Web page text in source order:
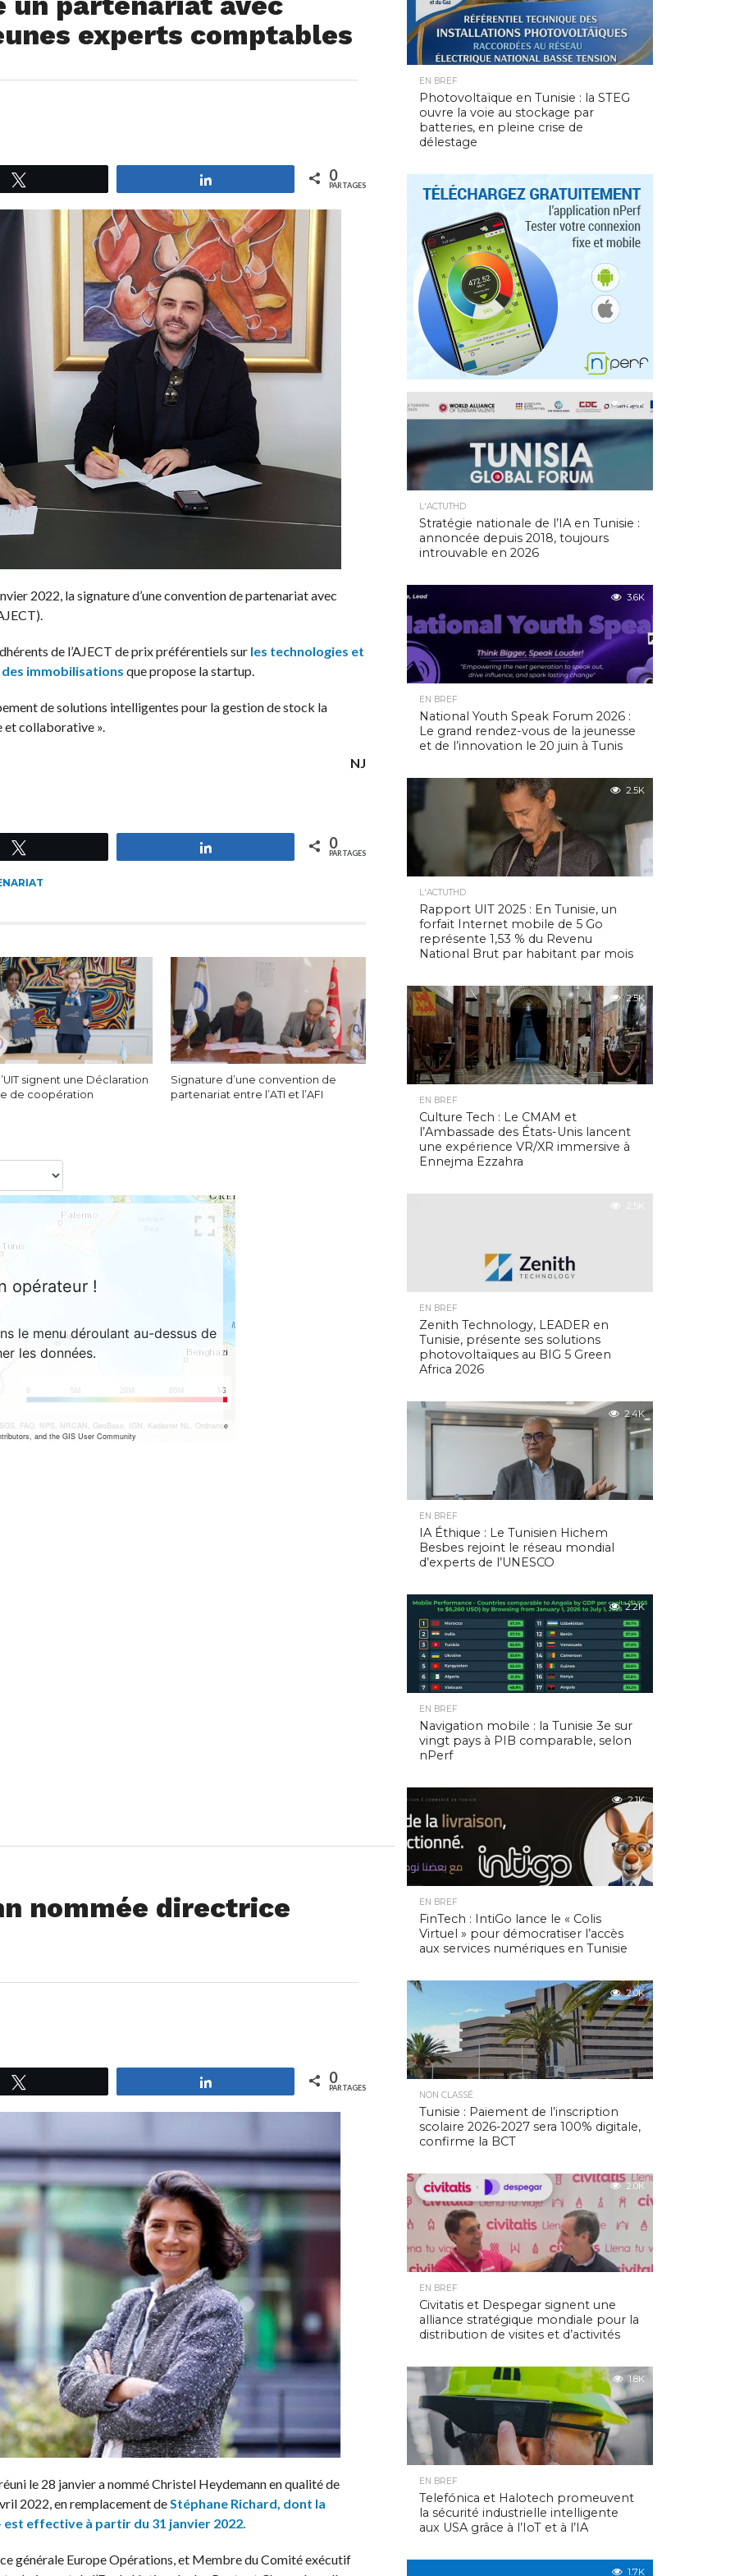
experts comptables
0
PARTAGES
2022, la signature d’une convention de partenariat avec
de l’AJECT de prix préférentiels sur les technologies et
immobilisations que propose la startup.
de solutions intelligentes pour la gestion de stock la
et collaborative ».
NJ
0
PARTAGES
l’UIT signent une Déclaration
de coopération
Signature d’une convention de
partenariat entre l’ATI et l’AFI
nommée directrice
0
PARTAGES
le 28 janvier a nommé Christel Heydemann en qualité de
2022, en remplacement deStéphane Richard, dont la
est effective à partir du 31 janvier 2022.
générale Europe Opérations, et Membre du Comité exécutif
EN BREF
Photovoltaïque en Tunisie : la STEG
ouvre la voie au stockage par
batteries, en pleine crise de
délestage
4.9K
L'ACTUTHD
Stratégie nationale de l’IA en Tunisie :
annoncée depuis 2018, toujours
introuvable en 2026
3.6K
EN BREF
National Youth Speak Forum 2026 :
Le grand rendez-vous de la jeunesse
et de l’innovation le 20 juin à Tunis
2.5K
L'ACTUTHD
Rapport UIT 2025 : En Tunisie, un
forfait Internet mobile de 5 Go
représente 1,53 % du Revenu
National Brut par habitant par mois
2.5K
EN BREF
Culture Tech : Le CMAM et
l’Ambassade des États-Unis lancent
une expérience VR/XR immersive à
Ennejma Ezzahra
2.5K
EN BREF
Zenith Technology, LEADER en
Tunisie, présente ses solutions
photovoltaïques au BIG 5 Green
Africa 2026
2.4K
EN BREF
IA Éthique : Le Tunisien Hichem
Besbes rejoint le réseau mondial
d’experts de l’UNESCO
2.2K
EN BREF
Navigation mobile : la Tunisie 3e sur
vingt pays à PIB comparable, selon
nPerf
2.1K
EN BREF
FinTech : IntiGo lance le « Colis
Virtuel » pour démocratiser l’accès
aux services numériques en Tunisie
2.0K
NON CLASSÉ
Tunisie : Paiement de l’inscription
scolaire 2026-2027 sera 100% digitale,
confirme la BCT
2.0K
EN BREF
Civitatis et Despegar signent une
alliance stratégique mondiale pour la
distribution de visites et d’activités
1.8K
EN BREF
Telefónica et Halotech promeuvent
la sécurité industrielle intelligente
aux USA grâce à l’IoT et à l’IA
1.7K